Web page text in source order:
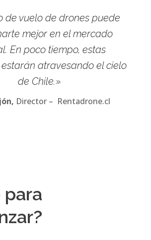
de vuelo de drones puede
mejor en el mercado
En poco tiempo, estas
atravesando el cielo
de Chile.»
Director – Rentadrone.cl
para